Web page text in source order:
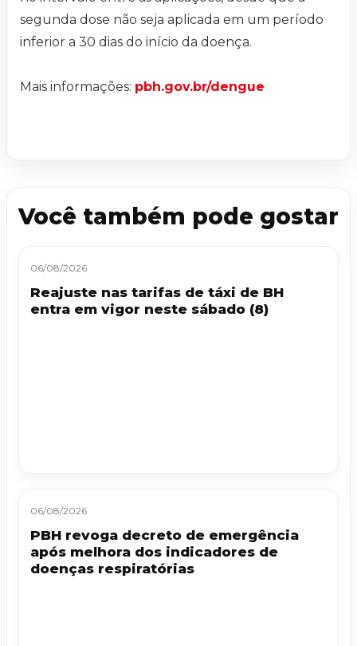
segunda dose não seja aplicada em um período
inferior a 30 dias do início da doença.
Mais informações: pbh.gov.br/dengue
Você também pode gostar
06/08/2026
Reajuste nas tarifas de táxi de BH
entra em vigor neste sábado (8)
06/08/2026
PBH revoga decreto de emergência
após melhora dos indicadores de
doenças respiratórias